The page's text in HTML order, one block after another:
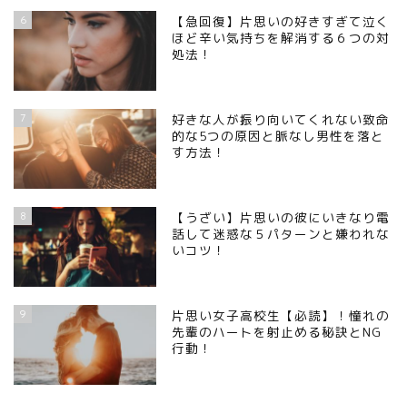
6
【急回復】片思いの好きすぎて泣く
ほど辛い気持ちを解消する６つの対
処法！
7
好きな人が振り向いてくれない致命
的な5つの原因と脈なし男性を落と
す方法！
8
【うざい】片思いの彼にいきなり電
話して迷惑な５パターンと嫌われな
いコツ！
9
片思い女子高校生【必読】！憧れの
先輩のハートを射止める秘訣とNG
行動！